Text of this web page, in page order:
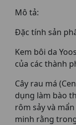
Mô tả:
Đặc tính sản
Kem bôi da
của các thành
Cây rau má
dụng làm bào
rôm sảy và
minh rằng